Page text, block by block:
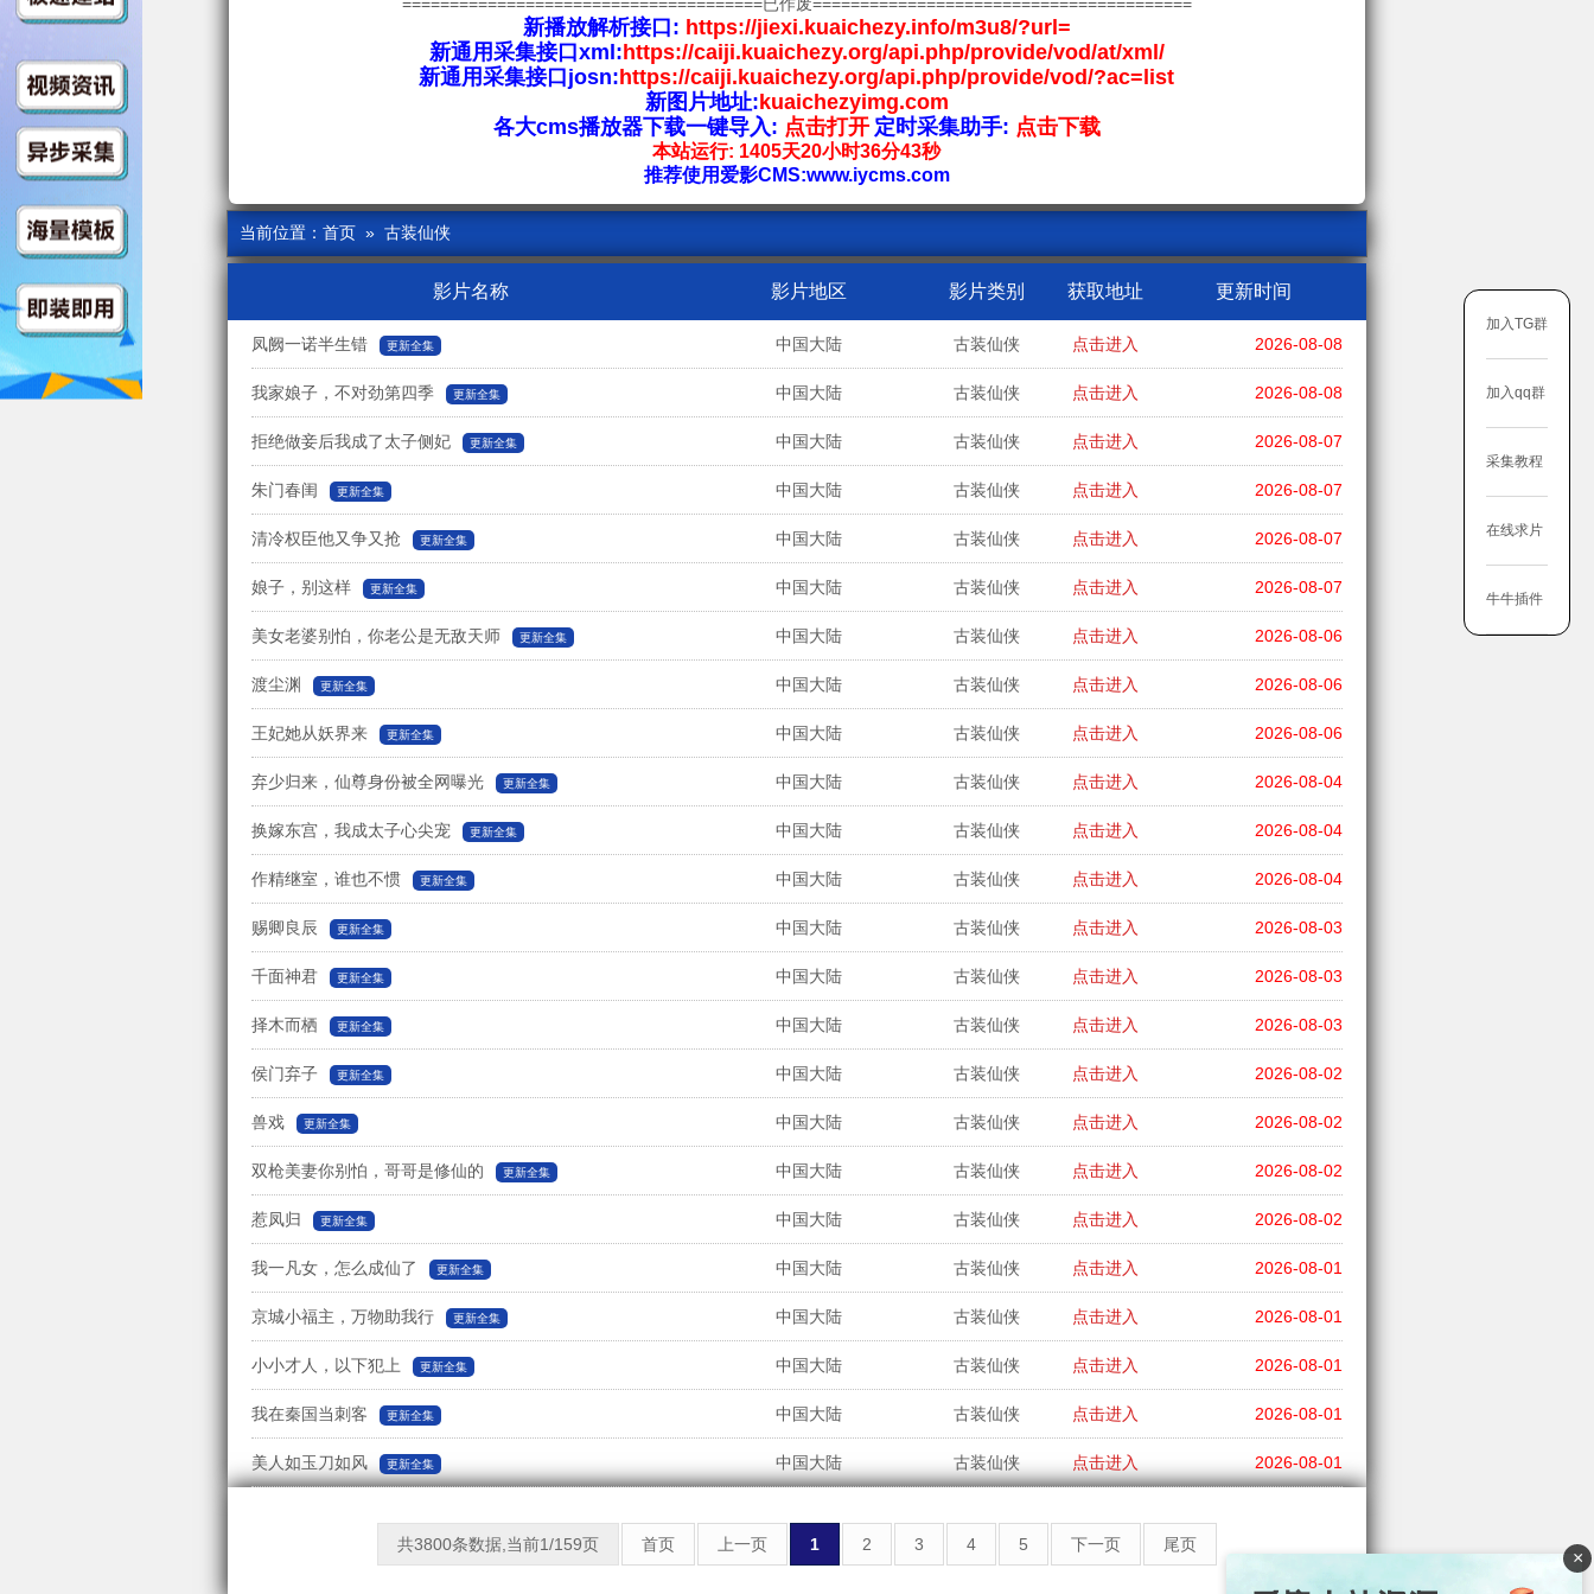
新播放解析接口: https://jiexi.kuaichezy.info/m3u8/?url=
新通用采集接口xml: https://caiji.kuaichezy.org/api.php/provide/vod/at/xml/
新通用采集接口josn: https://caiji.kuaichezy.org/api.php/provide/vod/?ac=list
新图片地址: kuaichezyimg.com
各大cms播放器下载一键导入: 点击打开 定时采集助手: 点击下载
本站运行: 1405天20小时36分43秒
推荐使用爱影CMS:www.iycms.com
当前位置： 首页 » 古装仙侠
影片名称 影片地区 影片类别 获取地址 更新时间
凤阙一诺半生错 更新全集 中国大陆 古装仙侠 点击进入 2026-08-08
我家娘子，不对劲第四季 更新全集 中国大陆 古装仙侠 点击进入 2026-08-08
拒绝做妾后我成了太子侧妃 更新全集 中国大陆 古装仙侠 点击进入 2026-08-07
朱门春闺 更新全集 中国大陆 古装仙侠 点击进入 2026-08-07
清冷权臣他又争又抢 更新全集 中国大陆 古装仙侠 点击进入 2026-08-07
娘子，别这样 更新全集 中国大陆 古装仙侠 点击进入 2026-08-07
美女老婆别怕，你老公是无敌天师 更新全集 中国大陆 古装仙侠 点击进入 2026-08-06
渡尘渊 更新全集 中国大陆 古装仙侠 点击进入 2026-08-06
王妃她从妖界来 更新全集 中国大陆 古装仙侠 点击进入 2026-08-06
弃少归来，仙尊身份被全网曝光 更新全集 中国大陆 古装仙侠 点击进入 2026-08-04
换嫁东宫，我成太子心尖宠 更新全集 中国大陆 古装仙侠 点击进入 2026-08-04
作精继室，谁也不惯 更新全集 中国大陆 古装仙侠 点击进入 2026-08-04
赐卿良辰 更新全集 中国大陆 古装仙侠 点击进入 2026-08-03
千面神君 更新全集 中国大陆 古装仙侠 点击进入 2026-08-03
择木而栖 更新全集 中国大陆 古装仙侠 点击进入 2026-08-03
侯门弃子 更新全集 中国大陆 古装仙侠 点击进入 2026-08-02
兽戏 更新全集 中国大陆 古装仙侠 点击进入 2026-08-02
双枪美妻你别怕，哥哥是修仙的 更新全集 中国大陆 古装仙侠 点击进入 2026-08-02
惹凤归 更新全集 中国大陆 古装仙侠 点击进入 2026-08-02
我一凡女，怎么成仙了 更新全集 中国大陆 古装仙侠 点击进入 2026-08-01
京城小福主，万物助我行 更新全集 中国大陆 古装仙侠 点击进入 2026-08-01
小小才人，以下犯上 更新全集 中国大陆 古装仙侠 点击进入 2026-08-01
我在秦国当刺客 更新全集 中国大陆 古装仙侠 点击进入 2026-08-01
美人如玉刀如风 更新全集 中国大陆 古装仙侠 点击进入 2026-08-01
共3800条数据,当前1/159页 首页 上一页 1 2 3 4 5 下一页 尾页
加入TG群
加入qq群
采集教程
在线求片
牛牛插件
×